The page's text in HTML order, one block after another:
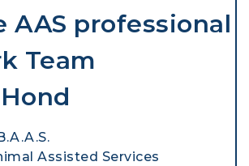
AAS professional
Team
Assisted Services